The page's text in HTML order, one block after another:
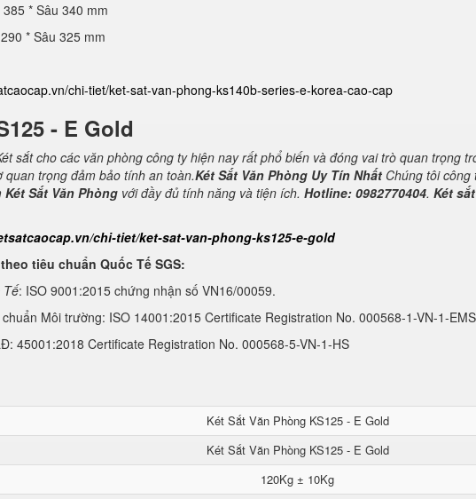
* Sâu 340 mm
* Sâu 325 mm
chi-tiet/ket-sat-van-phong-ks140b-series-e-korea-cao-cap
- E Gold
sắt cho các văn phòng công ty hiện nay rất phổ biến và đóng vai trò quan trọng
trọng đảm bảo tính an toàn.Két Sắt Văn Phòng Uy Tín Nhất Chúng tôi
Két Sắt Văn Phòng với đầy đủ tính năng và tiện ích. Hotline: 0982770404. Két
chi-tiet/ket-sat-van-phong-ks125-e-gold
tiêu chuẩn Quốc Tế SGS:
Tế: ISO 9001:2015 chứng nhận số VN16/00059.
Môi trường: ISO 14001:2015 Certificate Registration No. 000568-1-VN-1-EMS
45001:2018 Certificate Registration No. 000568-5-VN-1-HS
Két Sắt Văn Phòng KS125 - E Gold
Két Sắt Văn Phòng KS125 - E Gold
120Kg ± 10Kg